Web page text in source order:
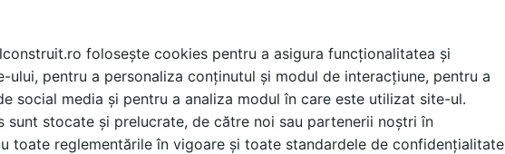
folosește cookies pentru a asigura funcționalitatea și
ului, pentru a personaliza conținutul și modul de interacțiune, pentru a
social media și pentru a analiza modul în care este utilizat site-ul.
sunt stocate și prelucrate, de către noi sau partenerii noștri în
toate reglementările în vigoare și toate standardele de confidențialitate